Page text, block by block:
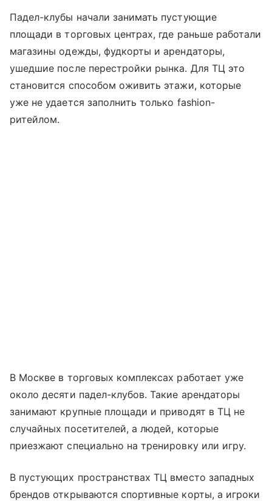
Падел-клубы начали занимать пустующие
площади в торговых центрах, где раньше работали
магазины одежды, фудкорты и арендаторы,
ушедшие после перестройки рынка. Для ТЦ это
становится способом оживить этажи, которые
уже не удается заполнить только fashion-
ритейлом.
В Москве в торговых комплексах работает уже
около десяти падел-клубов. Такие арендаторы
занимают крупные площади и приводят в ТЦ не
случайных посетителей, а людей, которые
приезжают специально на тренировку или игру.
В пустующих пространствах ТЦ вместо западных
брендов открываются спортивные корты, а игроки